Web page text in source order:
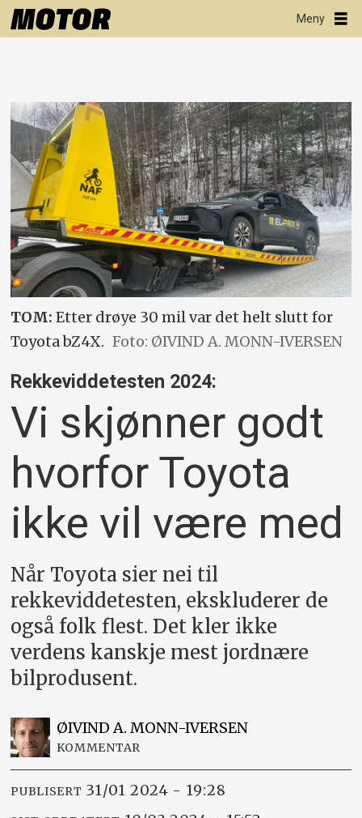
TOM: Etter drøye 30 mil var det helt slutt for
Toyota bZ4X. Foto: ØIVIND A. MONN-IVERSEN
Rekkeviddetesten 2024:
Vi skjønner godt
hvorfor Toyota
ikke vil være med
Når Toyota sier nei til
rekkeviddetesten, ekskluderer de
også folk flest. Det kler ikke
verdens kanskje mest jordnære
bilprodusent.
ØIVIND A. MONN-IVERSEN
KOMMENTAR
PUBLISERT 31/01 2024 - 19:28